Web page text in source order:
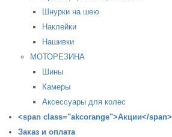
Шнурки на шею
Наклейки
Нашивки
МОТОРЕЗИНА
Шины
Камеры
Аксессуары для колес
<span class="akcorange">Акции</span>
Заказ и оплата